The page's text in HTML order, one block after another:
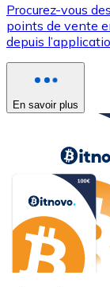
Procurez-vous
points de vente
depuis
En savoir plus